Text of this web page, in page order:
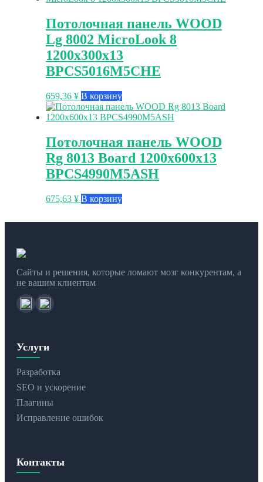
Потолочная панель WOOD
Lg 8002 MicroLook 8
1200x300x13
BPCS5016M5CHE
659,36 ¥ В корзину
Потолочная панель WOOD
Rg 8013 Board 1200x600x13
BPCS4990M5ASH
675,63 ¥ В корзину
Сайты и решения, которые ломают мозг конкурентам, а
не вашим клиентам
Услуги
Разработка
SEO и ускорение
Плагины
Исправление ошибок
Контакты